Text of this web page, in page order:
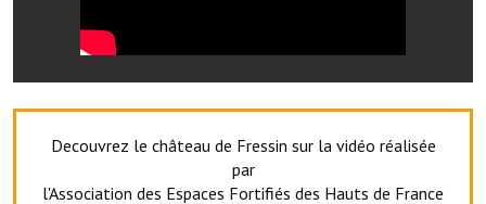
Bibliothèque
Commerçants, artisans
Decouvrez le château de Fressin sur la vidéo réalisée
par
l'Association des Espaces Fortifiés des Hauts de France